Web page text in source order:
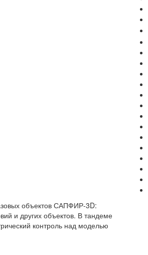
объектов САПФИР-3D:
и других объектов. В тандеме
контроль над моделью